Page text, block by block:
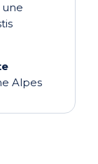
une
Alpes